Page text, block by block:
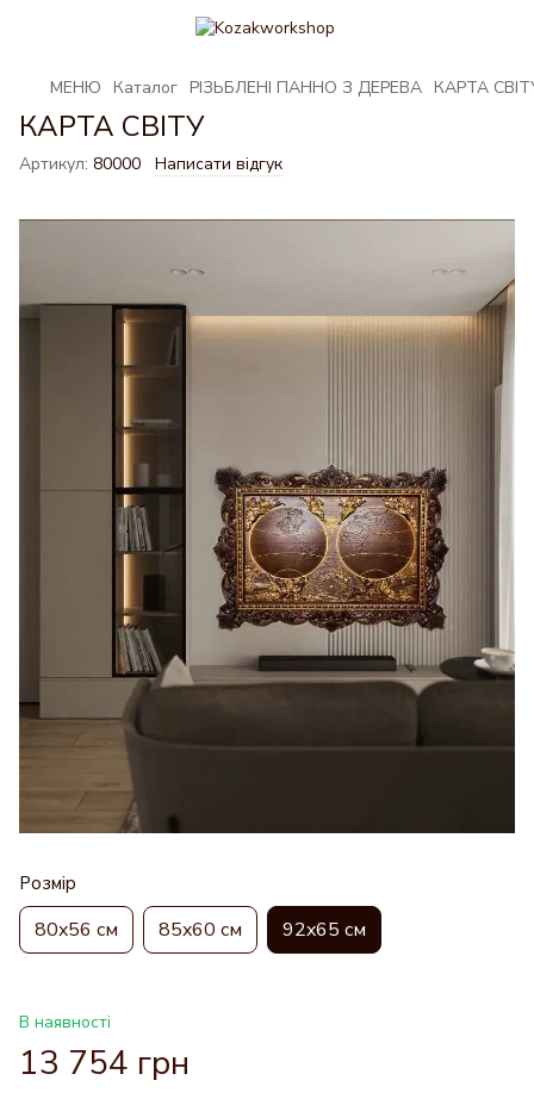
МЕНЮ Каталог РІЗЬБЛЕНІ ПАННО З ДЕРЕВА КАРТА
КАРТА СВІТУ
Артикул: 80000 Написати відгук
Розмір
80x56 см 85x60 см 92x65 см
В наявності
13 754 грн